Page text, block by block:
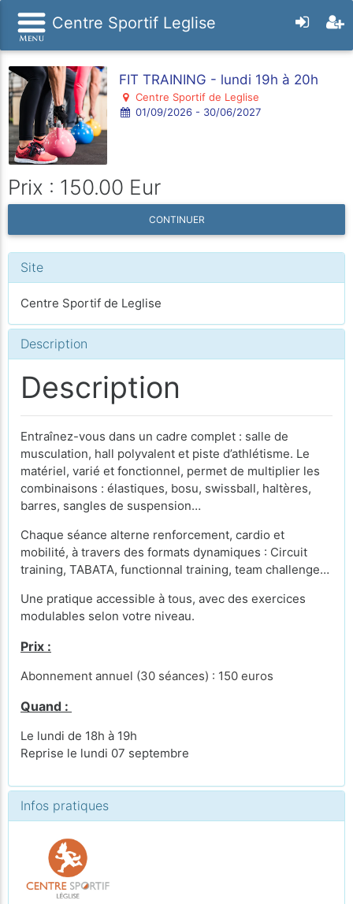
Centre Sportif Leglise
FIT TRAINING - lundi 19h à 20h
Centre Sportif de Leglise
01/09/2026 - 30/06/2027
Prix : 150.00 Eur
CONTINUER
Site
Centre Sportif de Leglise
Description
Description
Entraînez-vous dans un cadre complet : salle de
musculation, hall polyvalent et piste d’athlétisme. Le
matériel, varié et fonctionnel, permet de multiplier les
combinaisons : élastiques, bosu, swissball, haltères,
barres, sangles de suspension…
Chaque séance alterne renforcement, cardio et
mobilité, à travers des formats dynamiques : Circuit
training, TABATA, functionnal training, team challenge…
Une pratique accessible à tous, avec des exercices
modulables selon votre niveau.
Prix :
Abonnement annuel (30 séances) : 150 euros
Quand :
Le lundi de 18h à 19h
Reprise le lundi 07 septembre
Infos pratiques